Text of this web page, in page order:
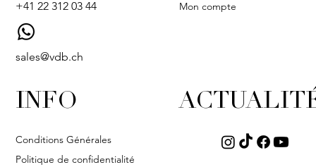
+41 22 312 03 44
sales@vdb.ch
Mon compte
INFO
Conditions Générales
Politique de confidentialité